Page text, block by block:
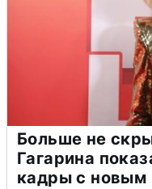
Больше не
Гагарина
кадры с новым